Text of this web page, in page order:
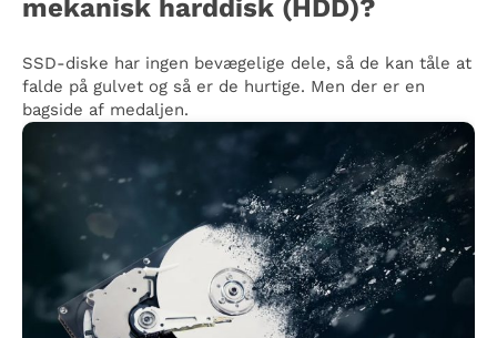
mekanisk harddisk (HDD)?
SSD-diske har ingen bevægelige dele, så de kan tåle at
falde på gulvet og så er de hurtige. Men der er en
bagside af medaljen.